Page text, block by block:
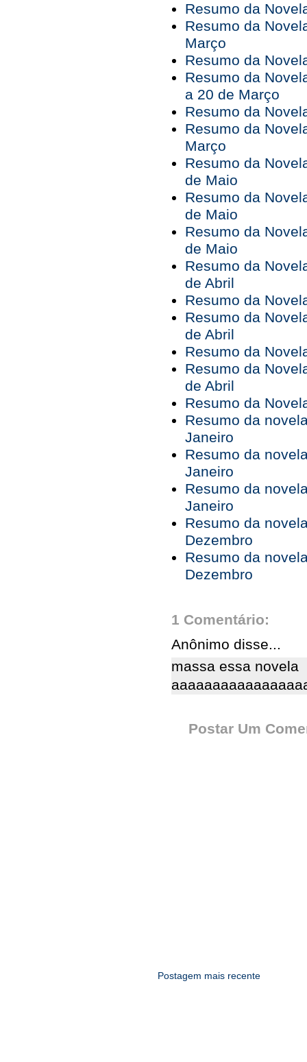
Resumo da
Resumo da
Março
Resumo da
Resumo da
a 20 de Março
Resumo da
Resumo da
Março
Resumo da
de Maio
Resumo da
de Maio
Resumo da
de Maio
Resumo da
de Abril
Resumo da
Resumo da
de Abril
Resumo da
Resumo da
de Abril
Resumo da
Resumo da
Janeiro
Resumo da
Janeiro
Resumo da
Janeiro
Resumo da
Dezembro
Resumo da
Dezembro
1 Comentário:
Anônimo disse...
massa essa novela
Postar Um
Postagem mais recente